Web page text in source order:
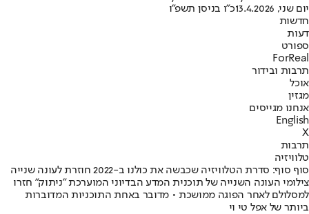
יום שני, 13.4.2026
כ"ו בניסן תשפ"ו
חדשות
דעות
ספורט
ForReal
תרבות ובידור
אוכל
מגזין
אנחנו מגייסים
English
X
תרבות
טלוויזיה
סוף סוף: סדרת הטלוויזיה שכבשה את כולנו ב-2022 חוזרת לעונה שנייה
צילומי העונה השנייה של תוכנית המדע הבדיוני המוערכת "ניתוק" חזרו
למסלולם לאחר הפוגה ממושכת • מדובר באחת התוכניות המדוברות
ביותר של אפל טי וי